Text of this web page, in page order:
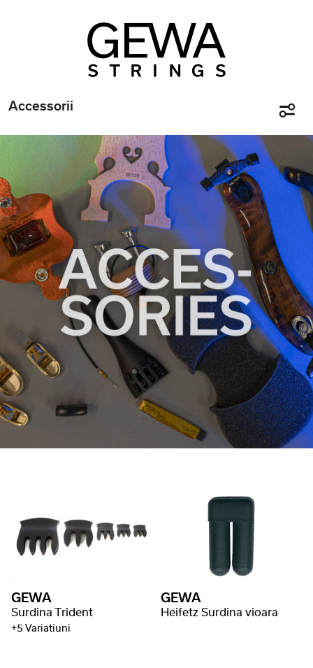
Accessorii
GEWA
Surdina Trident
+5 Variatiuni
GEWA
Heifetz Surdina vioara